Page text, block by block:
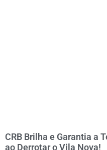
CRB Brilha e Garantia a
ao Derrotar o Vila Nova!